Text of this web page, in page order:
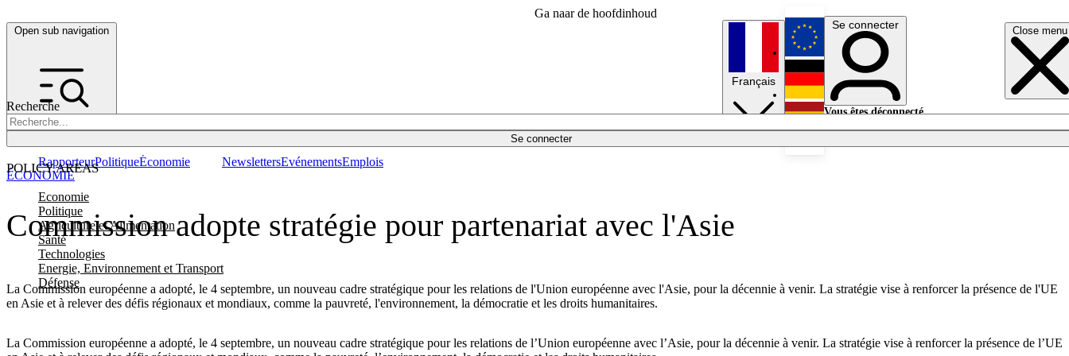
Ga naar de hoofdinhoud
Open sub navigation Close menu
Recherche
Se connecter
POLICY AREAS
Economie
Politique
Agriculture et Alimentation
Santé
Technologies
Energie, Environnement et Transport
Défense
RapporteurPolitiqueÉconomie NewslettersEvénementsEmplois
Français
English
Deutsch
Se connecter
Vous êtes déconnecté.
Commission adopte stratégie pour partenariat avec l'Asie
La Commission européenne a adopté, le 4 septembre, un nouveau cadre stratégique pour les relations de l'Union européenne avec l'Asie, pour la décennie à venir. La stratégie vise à renforcer la présence de l'UE
en Asie et à relever des défis régionaux et mondiaux, comme la pauvreté, l'environnement, la démocratie et les droits humanitaires.
ÉCONOMIE
La Commission européenne a adopté, le 4 septembre, un nouveau cadre stratégique pour les relations de l’Union européenne avec l’Asie, pour la décennie à venir. La stratégie vise à renforcer la présence de l’UE